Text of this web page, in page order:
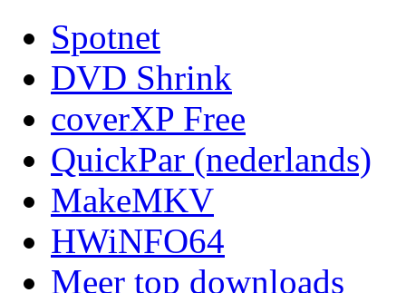
Spotnet
DVD Shrink
coverXP Free
QuickPar (nederlands)
MakeMKV
HWiNFO64
Meer top downloads